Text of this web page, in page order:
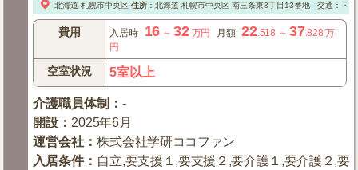
北海道 札幌市中央区 住所： 北海道 札幌市中央区南三条東3丁目13番地 交通：・
費用 入居時 16 ～32 万円 月額 22.518 ～37.828 万
円
空室状況 5室以上
介護職員体制 ：-
開設 ： 2025年6月
運営会社 ：株式会社学研ココファン
入居条件： 自立,要支援１,要支援２,要介護１,要介護２,要